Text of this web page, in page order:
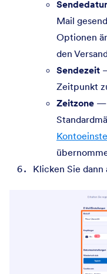
Mail
Optionen
den
Sendezeit
Zeitpunkt
Zeitzone —
Klicken Sie dann